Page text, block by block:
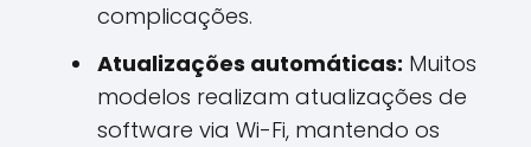
complicações.
Atualizações automáticas: Muitos
modelos realizam atualizações de
software via Wi-Fi, mantendo os